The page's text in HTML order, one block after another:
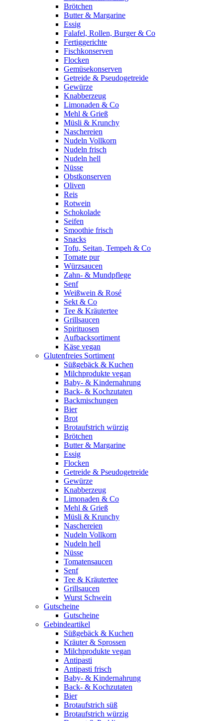
Brötchen
Butter & Margarine
Essig
Falafel, Rollen, Burger & Co
Fertiggerichte
Fischkonserven
Flocken
Gemüsekonserven
Getreide & Pseudogetreide
Gewürze
Knabberzeug
Limonaden & Co
Mehl & Grieß
Müsli & Krunchy
Naschereien
Nudeln Vollkorn
Nudeln frisch
Nudeln hell
Nüsse
Obstkonserven
Oliven
Reis
Rotwein
Schokolade
Seifen
Smoothie frisch
Snacks
Tofu, Seitan, Tempeh & Co
Tomate pur
Würzsaucen
Zahn- & Mundpflege
Senf
Weißwein & Rosé
Sekt & Co
Tee & Kräutertee
Grillsaucen
Spirituosen
Aufbacksortiment
Käse vegan
Glutenfreies Sortiment
Süßgebäck & Kuchen
Milchprodukte vegan
Baby- & Kindernahrung
Back- & Kochzutaten
Backmischungen
Bier
Brot
Brotaufstrich würzig
Brötchen
Butter & Margarine
Essig
Flocken
Getreide & Pseudogetreide
Gewürze
Knabberzeug
Limonaden & Co
Mehl & Grieß
Müsli & Krunchy
Naschereien
Nudeln Vollkorn
Nudeln hell
Nüsse
Tomatensaucen
Senf
Tee & Kräutertee
Grillsaucen
Wurst Schwein
Gutscheine
Gutscheine
Gebindeartikel
Süßgebäck & Kuchen
Kräuter & Sprossen
Milchprodukte vegan
Antipasti
Antipasti frisch
Baby- & Kindernahrung
Back- & Kochzutaten
Bier
Brotaufstrich süß
Brotaufstrich würzig